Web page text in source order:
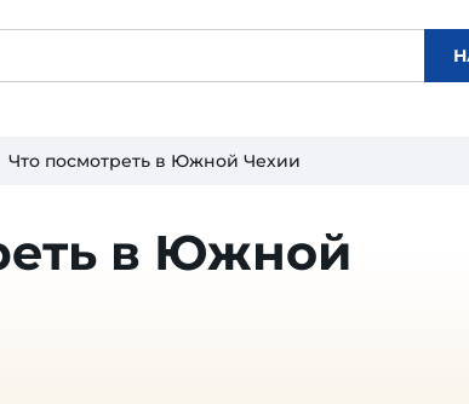
Что посмотреть в Южной Чехии
в Южной